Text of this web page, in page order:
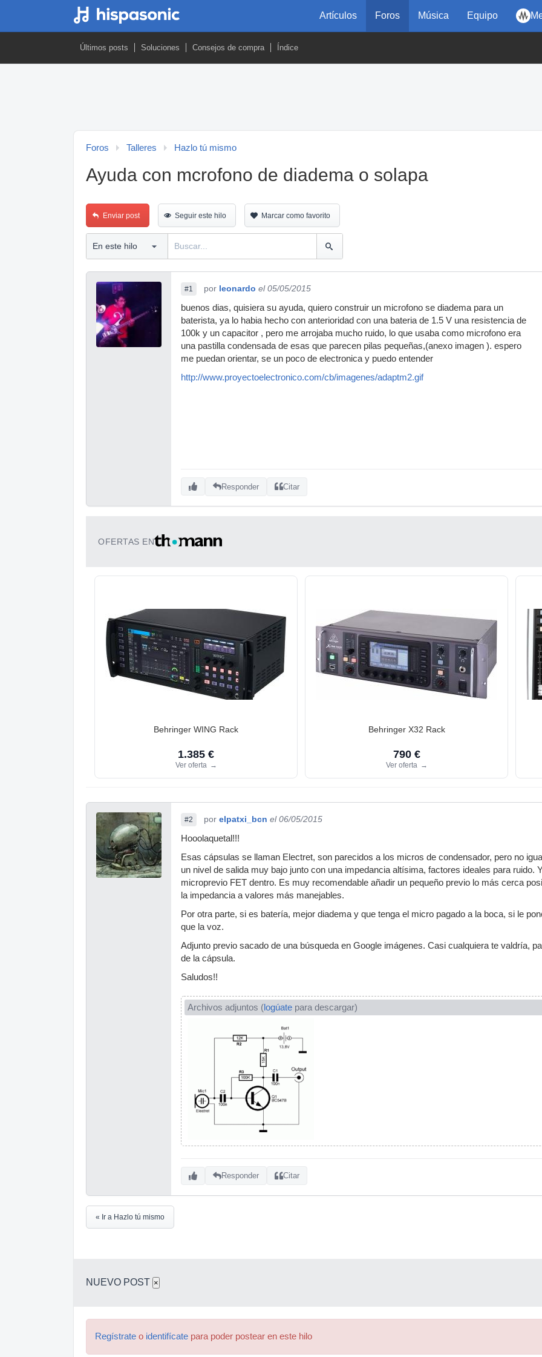
Artículos Foros Música Equipo
Últimos posts Soluciones Consejos de compra Índice
Foros Talleres Hazlo tú mismo
Ayuda con mcrofono de diadema o solapa
Enviar post Seguir este hilo Marcar como favorito
#1 por leonardo el 05/05/2015
buenos dias, quisiera su ayuda, quiero construir un microfono se diadema para un
baterista, ya lo habia hecho con anterioridad con una bateria de 1.5 V una resistencia de
100k y un capacitor , pero me arrojaba mucho ruido, lo que usaba como microfono era
una pastilla condensada de esas que parecen pilas pequeñas,(anexo imagen ). espero
me puedan orientar, se un poco de electronica y puedo entender
http://www.proyectoelectronico.com/cb/imagenes/adaptm2.gif
Responder Citar
OFERTAS EN
Behringer WING Rack
1.385 €
Ver oferta →
Behringer X32 Rack
790 €
Ver oferta →
#2 por elpatxi_bcn el 06/05/2015
Hooolaquetal!!!
Esas cápsulas se llaman Electret, son parecidos a los micros de condensador, pero no
un nivel de salida muy bajo junto con una impedancia altísima, factores ideales para ruido.
microprevio FET dentro. Es muy recomendable añadir un pequeño previo lo más cerca
la impedancia a valores más manejables.
Por otra parte, si es batería, mejor diadema y que tenga el micro pagado a la boca, si le
que la voz.
Adjunto previo sacado de una búsqueda en Google imágenes. Casi cualquiera te valdría,
de la cápsula.
Saludos!!
Archivos adjuntos (logúate para descargar)
Responder Citar
« Ir a Hazlo tú mismo
NUEVO POST ×
Regístrate o identifícate para poder postear en este hilo